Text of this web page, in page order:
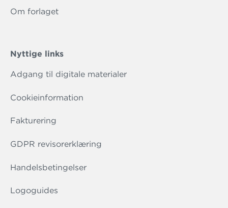
Om forlaget
Nyttige links
Adgang til digitale materialer
Cookieinformation
Fakturering
GDPR revisorerklæring
Handelsbetingelser
Logoguides